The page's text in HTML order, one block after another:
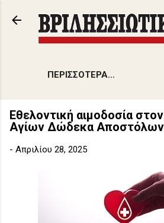
Μετάβαση στο κύριο
ΠΕΡΙΣΣΌΤΕΡΑ…
Εθελοντική αιμοδοσία
Αγίων Δώδεκα Αποστόλων
- Απριλίου 28, 2025